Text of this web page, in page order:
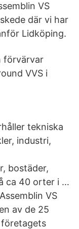
VS
där vi har
Lidköping.
förvärvar
VVS i
tekniska
industri,
bostäder,
ca 40 orter i …
VS
av de 25